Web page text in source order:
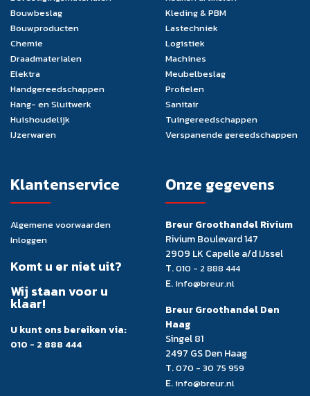
Bouwbeslag
Bouwproducten
Chemie
Draadmaterialen
Elektra
Handgereedschappen
Hang- en Sluitwerk
Huishoudelijk
IJzerwaren
Kleding & PBM
Lastechniek
Logistiek
Machines
Meubelbeslag
Profielen
Sanitair
Tuingereedschappen
Verspanende gereedschappen
Klantenservice
Algemene voorwaarden
Inloggen
Komt u er niet uit?
Wij staan voor u
klaar!
U kunt ons bereiken via:
010 - 2 888 444
Onze gegevens
Breur Groothandel Rivium
Rivium Boulevard 147
2909 LK Capelle a/d IJssel
T.010 - 2 888 444
E. info@breur.nl
Breur Groothandel Den
Haag
Singel 81
2497 GS Den Haag
T.070 - 30 75 959
E. info@breur.nl